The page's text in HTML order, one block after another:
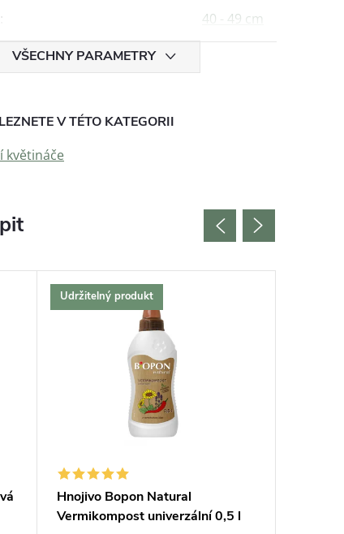
: 40 - 49 cm
VŠECHNY PARAMETRY
V TÉTO KATEGORII
květináče
Udržitelný produkt
Hnojivo Bopon Natural
Vermikompost univerzální 0,5 l